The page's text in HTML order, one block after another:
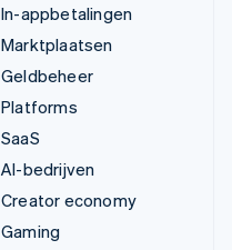
In-appbetalingen
Marktplaatsen
Geldbeheer
Platforms
SaaS
AI-bedrijven
Creator economy
Gaming